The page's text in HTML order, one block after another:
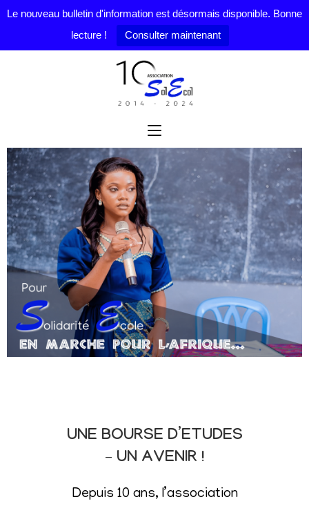
Le nouveau bulletin d'information est désormais disponible. Bonne
lecture !
Consulter maintenant
UNE BOURSE D’ETUDES
– UN AVENIR !
Depuis 10 ans, l’association